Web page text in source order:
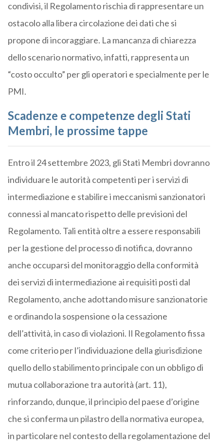
condivisi, il Regolamento rischia di rappresentare un
ostacolo alla libera circolazione dei dati che si
propone di incoraggiare. La mancanza di chiarezza
dello scenario normativo, infatti, rappresenta un
“costo occulto” per gli operatori e specialmente per le
PMI.
Scadenze e competenze degli Stati
Membri, le prossime tappe
Entro il 24 settembre 2023, gli Stati Membri dovranno
individuare le autorità competenti per i servizi di
intermediazione e stabilire i meccanismi sanzionatori
connessi al mancato rispetto delle previsioni del
Regolamento. Tali entità oltre a essere responsabili
per la gestione del processo di notifica, dovranno
anche occuparsi del monitoraggio della conformità
dei servizi di intermediazione ai requisiti posti dal
Regolamento, anche adottando misure sanzionatorie
e ordinando la sospensione o la cessazione
dell’attività, in caso di violazioni. Il Regolamento fissa
come criterio per l’individuazione della giurisdizione
quello dello stabilimento principale con un obbligo di
mutua collaborazione tra autorità (art. 11),
rinforzando, dunque, il principio del paese d’origine
che si conferma un pilastro della normativa europea,
in particolare nel contesto della regolamentazione del